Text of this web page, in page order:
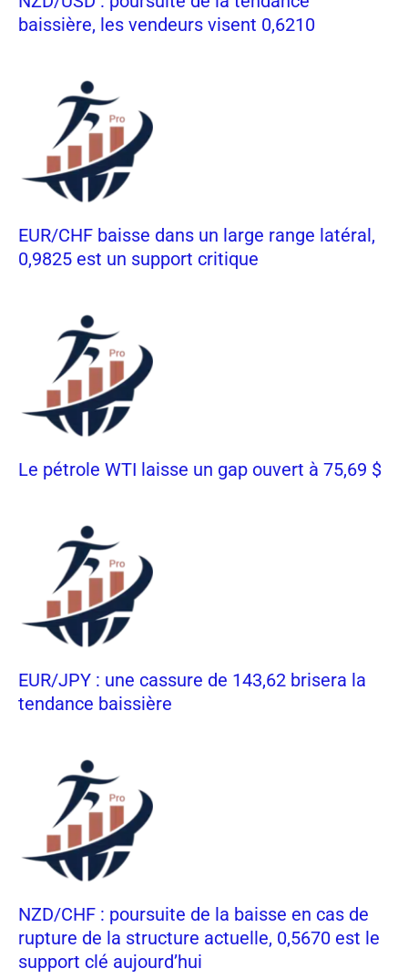
baissière, les vendeurs visent 0,6210
EUR/CHF baisse dans un large range latéral,
0,9825 est un support critique
Le pétrole WTI laisse un gap ouvert à 75,69 $
EUR/JPY : une cassure de 143,62 brisera la
tendance baissière
NZD/CHF : poursuite de la baisse en cas de
rupture de la structure actuelle, 0,5670 est le
support clé aujourd’hui